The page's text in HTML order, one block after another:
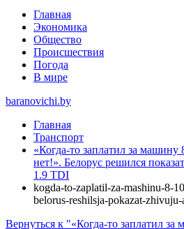
Главная
Экономика
Общество
Происшествия
Погода
В мире
baranovichi.by
Главная
Транспорт
«Когда-то заплатил за машину
нет!». Белорус решился
1.9 TDI
kogda-to-zaplatil-za-mashinu-8-
belorus-reshilsja-pokazat-
Вернуться к "«Когда-то заплатил за